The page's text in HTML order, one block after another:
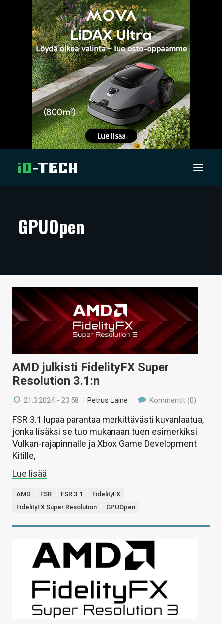
ARTIKKELIT
TECHBBS
TIETOA
HINTA.FI
KAUPPA
VAIHDA TEEMA
GPUOpen
AMD julkisti FidelityFX Super
Resolution 3.1:n
21.3.2024 - 23:58 /Petrus Laine Kommentit (0)
FSR 3.1 lupaa parantaa merkittävästi kuvanlaatua,
jonka lisäksi se tuo mukanaan tuen esimerkiksi
Vulkan-rajapinnalle ja Xbox Game Development
Kitille,
Lue lisää
AMD FSR FSR 3.1
FidelityFX
FidelityFX Super Resolution
GPUOpen